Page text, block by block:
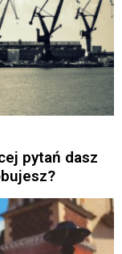
pytań dasz